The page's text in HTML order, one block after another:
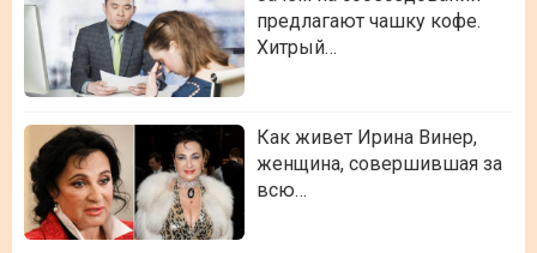
предлагают чашку кофе.
Хитрый…
Как живет Ирина Винер,
женщина, совершившая за
всю…